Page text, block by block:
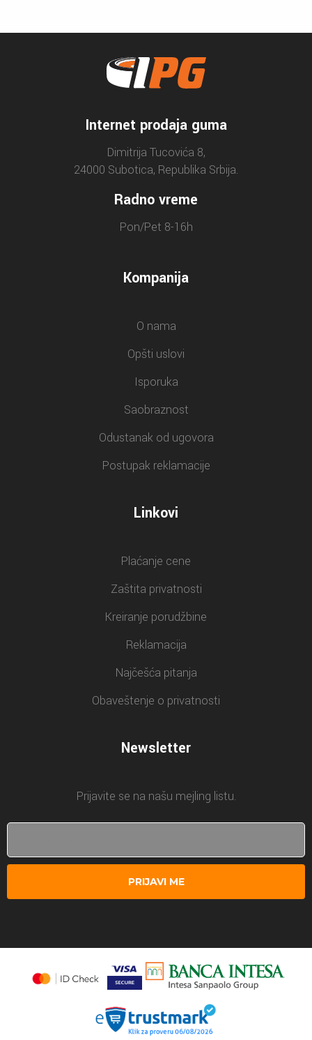
Internet prodaja guma
Dimitrija Tucovića 8,
24000 Subotica, Republika Srbija.
Radno vreme
Pon/Pet 8-16h
Kompanija
O nama
Opšti uslovi
Isporuka
Saobraznost
Odustanak od ugovora
Postupak reklamacije
Linkovi
Plaćanje cene
Zaštita privatnosti
Kreiranje porudžbine
Reklamacija
Najčešća pitanja
Obaveštenje o privatnosti
Newsletter
Prijavite se na našu mejling listu.
PRIJAVI ME